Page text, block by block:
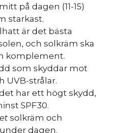
på dagen (11-15)
starkast.
är det bästa
och solkräm ska
komplement.
som skyddar mot
UVB-strålar.
har ett högt skydd,
SPF30.
solkräm och
dagen.